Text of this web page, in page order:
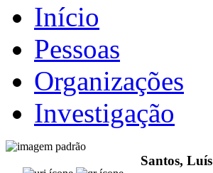
Início
Pessoas
Organizações
Investigação
Santos, Luís